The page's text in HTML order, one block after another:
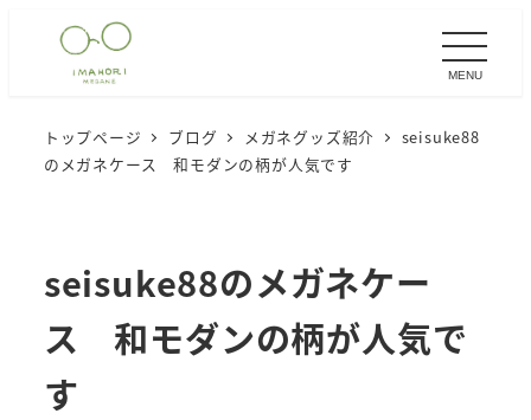
MENU
トップページ ブログ メガネグッズ紹介
seisuke88
のメガネケース 和モダンの柄が人気です
seisuke88のメガネケー
ス 和モダンの柄が人気で
す